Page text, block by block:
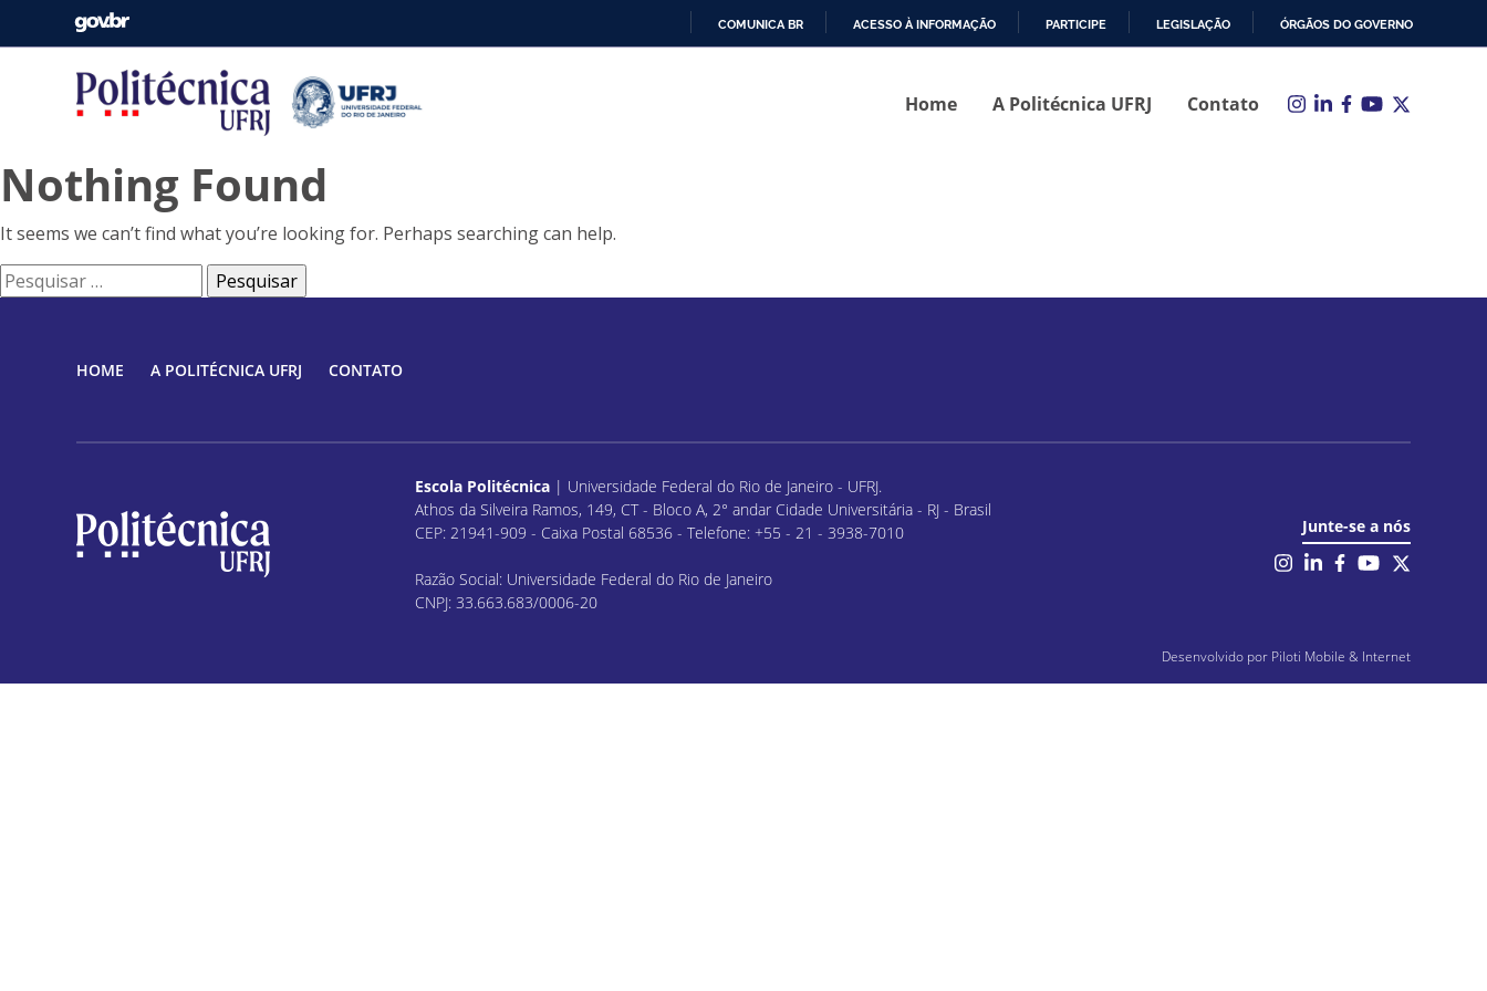
COMUNICA BR ACESSO À INFORMAÇÃO PARTICIPE LEGISLAÇÃO ÓRGÃOS DO GOVERNO
Home A Politécnica UFRJ Contato
Nothing Found
It seems we can’t find what you’re looking for. Perhaps searching can help.
Pesquisar
por:
HOME A POLITÉCNICA UFRJ CONTATO
Escola Politécnica| Universidade Federal do Rio de Janeiro - UFRJ.
Athos da Silveira Ramos, 149, CT - Bloco A, 2° andar Cidade Universitária - RJ - Brasil
CEP: 21941-909 - Caixa Postal 68536 - Telefone: +55 - 21 - 3938-7010
Razão Social: Universidade Federal do Rio de Janeiro
CNPJ: 33.663.683/0006-20
Junte-se a nós
Desenvolvido por Piloti Mobile & Internet